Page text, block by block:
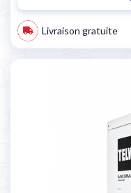
Livraison gratuite